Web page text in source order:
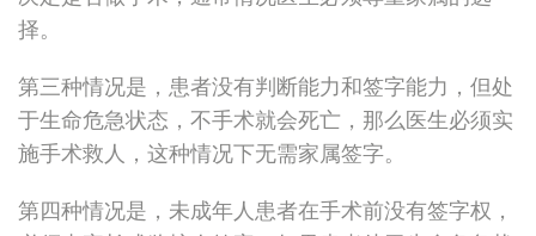
择。
第三种情况是，患者没有判断能力和签字能力，但处
于生命危急状态，不手术就会死亡，那么医生必须实
施手术救人，这种情况下无需家属签字。
第四种情况是，未成年人患者在手术前没有签字权，